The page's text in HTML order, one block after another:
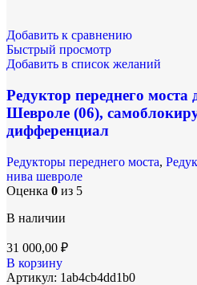
Добавить к сравнению
Быстрый просмотр
Добавить в список желаний
Редуктор переднего
Шевроле (06),
дифференциал
Редукторы переднего моста,
нива шевроле
Оценка 0 из 5
В наличии
31 000,00 ₽
В корзину
Артикул: 1ab4cb4dd1b0